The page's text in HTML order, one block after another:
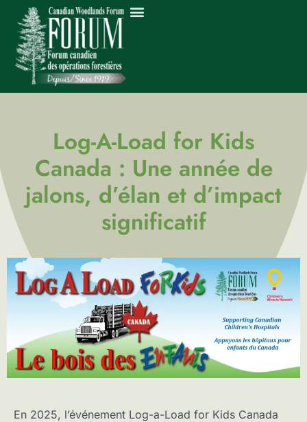
Log-A-Load for Kids
Canada : Une année de
jalons, d’élan et d’impact
significatif
En 2025, l’événement Log-a-Load for Kids Canada